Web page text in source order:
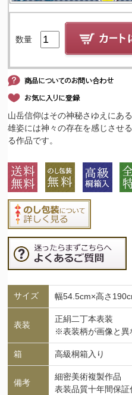
数量
山岳信仰はその神秘さゆえにあ
雄姿には神々の存在を感じさせ
る作品です。
サイズ 幅54.5cm×高さ
表装
正絹二丁本表装
※表装柄が画像と異
箱 高級桐箱入り
備考
細密美術複製作品
表装品質十年間保証